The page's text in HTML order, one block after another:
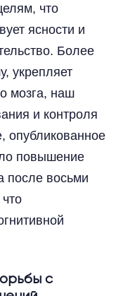
что
ясности и
Более
укрепляет
мозга, наш
и контроля
опубликованное
повышение
после восьми
с